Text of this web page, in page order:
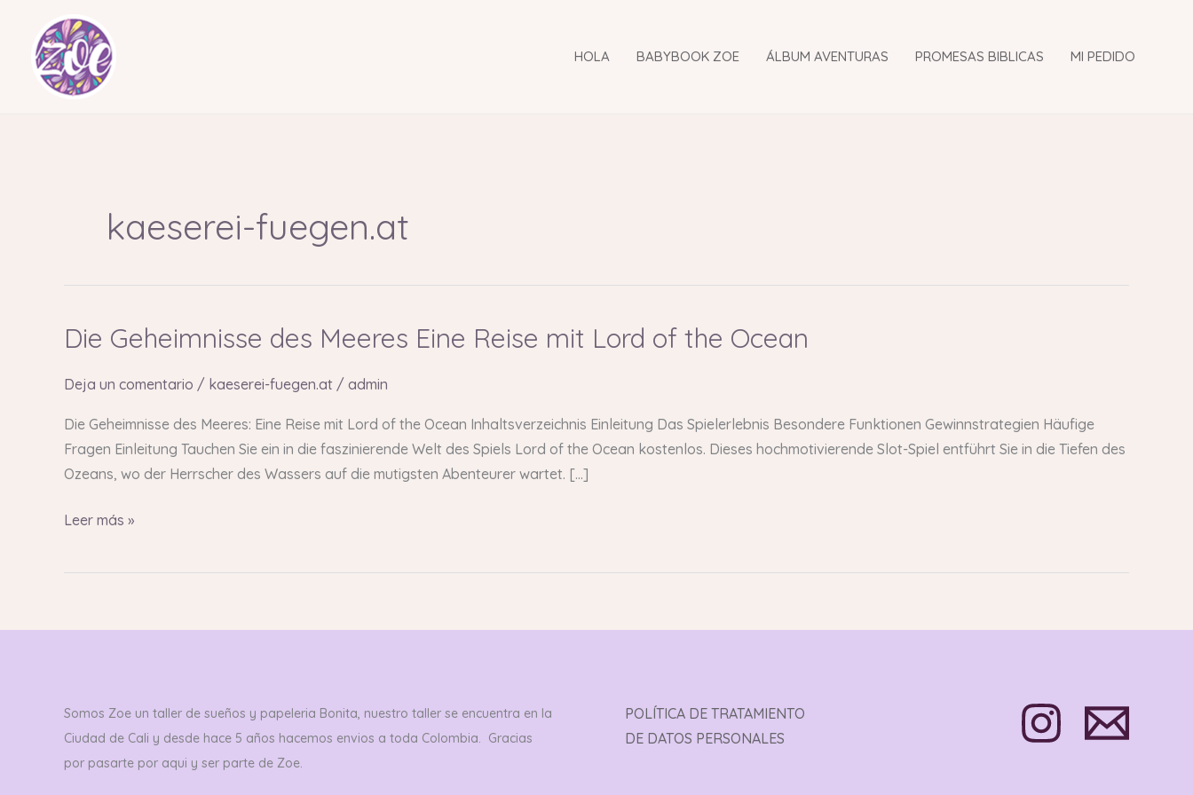
contenido
HOLA BABYBOOK ZOE ÁLBUM AVENTURAS PROMESAS BIBLICAS MI PEDIDO
kaeserei-fuegen.at
Die Geheimnisse des Meeres Eine Reise mit Lord of the Ocean
Deja un comentario / kaeserei-fuegen.at / admin
Die Geheimnisse des Meeres: Eine Reise mit Lord of the Ocean Inhaltsverzeichnis Einleitung Das Spielerlebnis Besondere Funktionen Gewinnstrategien Häufige
Fragen Einleitung Tauchen Sie ein in die faszinierende Welt des Spiels Lord of the Ocean kostenlos. Dieses hochmotivierende Slot-Spiel entführt Sie in die Tiefen des
Ozeans, wo der Herrscher des Wassers auf die mutigsten Abenteurer wartet. […]
Die
des
Eine
Reise
mit
Leer más »
Somos Zoe un taller de sueños y papeleria Bonita, nuestro taller se encuentra en la
Ciudad de Cali y desde hace 5 años hacemos envios a toda Colombia. Gracias
por pasarte por aqui y ser parte de Zoe.
POLÍTICA DE TRATAMIENTO
DE DATOS PERSONALES